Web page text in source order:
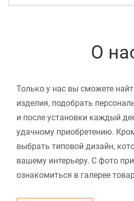
О
Только у нас вы сможете
изделия, подобрать
и после установки каждый
удачному приобретению.
выбрать типовой дизайн,
вашему интерьеру. С фото
ознакомиться в галерее